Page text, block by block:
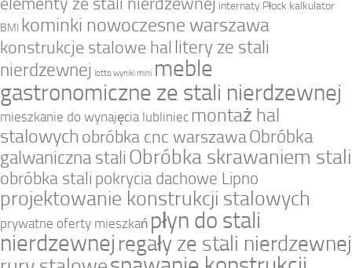
internaty Płock kalkulator
BMI kominki nowoczesne warszawa
konstrukcje stalowe hal litery ze stali
nierdzewnej lotto wyniki mini meble
gastronomiczne ze stali nierdzewnej
mieszkanie do wynajęcia lubliniec montaż hal
stalowych obróbka cnc warszawaObróbka
galwaniczna stali Obróbka skrawaniem stali
obróbka stali pokrycia dachowe Lipno
projektowanie konstrukcji stalowych
prywatne oferty mieszkań płyn do stali
nierdzewnej regały ze stali nierdzewnej